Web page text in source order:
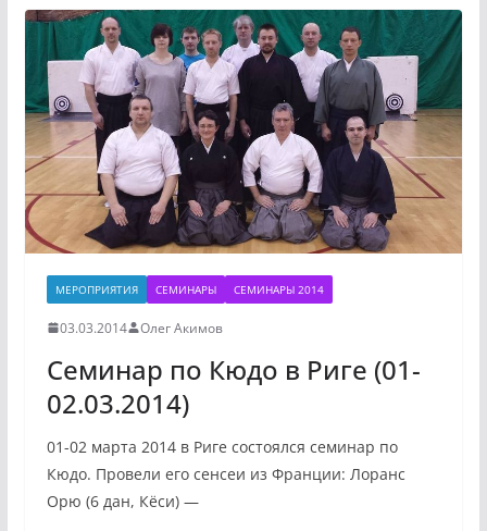
МЕРОПРИЯТИЯ СЕМИНАРЫ СЕМИНАРЫ 2014
03.03.2014 Олег Акимов
Семинар по Кюдо в Риге (01-
02.03.2014)
01-02 марта 2014 в Риге состоялся семинар по
Кюдо. Провели его сенсеи из Франции: Лоранс
Орю (6 дан, Кёси) —